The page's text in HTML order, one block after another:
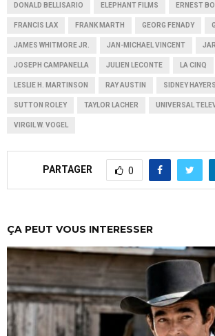
DONALD BELLISARIO ELEPHANT FILMS ERNEST
FRANCIS LAX FRANK MARTH GEORG FENADY
JAMES WHITMORE JR. JAN-MICHAEL VINCENT
JOSEPH CAMPANELLA JULIEN LECONTE LA CINQ
LESLIE H. MARTINSON RAY AUSTIN SIDNEY HAYERS
SUTTON ROLEY TAYLOR LACHER UNIVERSAL
VIRGIL W. VOGEL
PARTAGER 0
ÇA PEUT VOUS INTERESSER